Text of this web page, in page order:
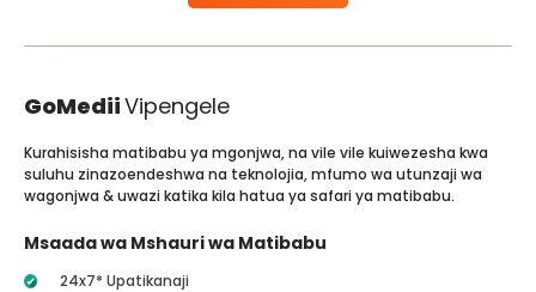
GoMediiVipengele
Kurahisisha matibabu ya mgonjwa, na vile vile kuiwezesha kwa
suluhu zinazoendeshwa na teknolojia, mfumo wa utunzaji wa
wagonjwa & uwazi katika kila hatua ya safari ya matibabu.
Msaada wa Mshauri wa Matibabu
24x7* Upatikanaji